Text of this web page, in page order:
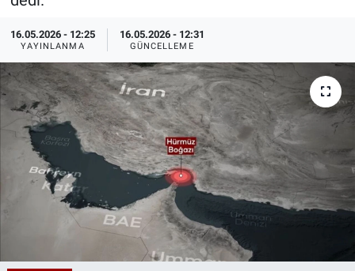
16.05.2026 - 12:25
YAYINLANMA
16.05.2026 - 12:31
GÜNCELLEME
Yazarlar
Medya
Özel Haberler
Kadın
Erişim Bilgileri
Sağlık